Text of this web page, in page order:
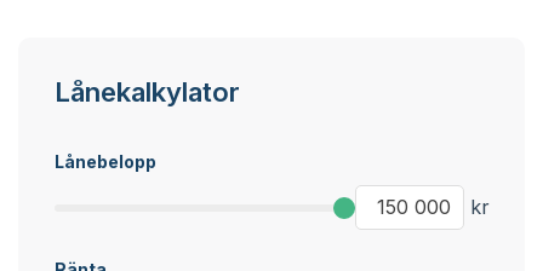
Lånekalkylator
Lånebelopp
kr